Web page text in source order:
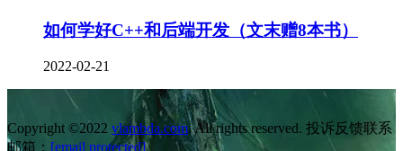
如何学好C++和后端开发（文末赠8本书）
2022-02-21
Copyright ©2022 vlambda.com. All rights reserved. 投诉反馈联系
邮箱： [email protected]